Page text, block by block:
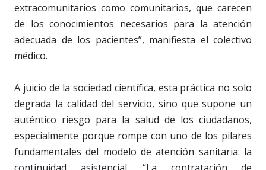
extracomunitarios como comunitarios, que carecen
de los conocimientos necesarios para la atención
adecuada de los pacientes”, manifiesta el colectivo
médico.
A juicio de la sociedad científica, esta práctica no solo
degrada la calidad del servicio, sino que supone un
auténtico riesgo para la salud de los ciudadanos,
especialmente porque rompe con uno de los pilares
fundamentales del modelo de atención sanitaria: la